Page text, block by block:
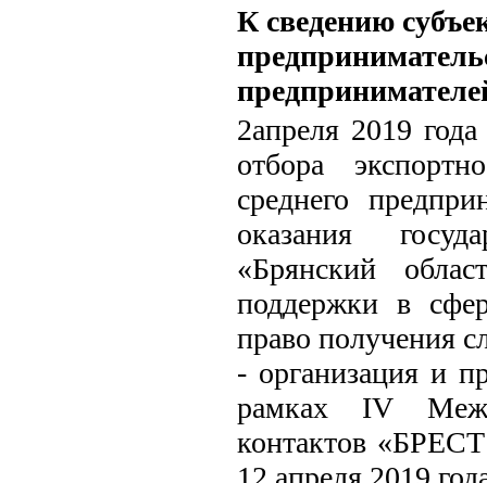
К сведению
2апреля 2019
отбора
среднего
оказания
«Брянский
поддержки в
право получения
- организация и
рамках IV
контактов